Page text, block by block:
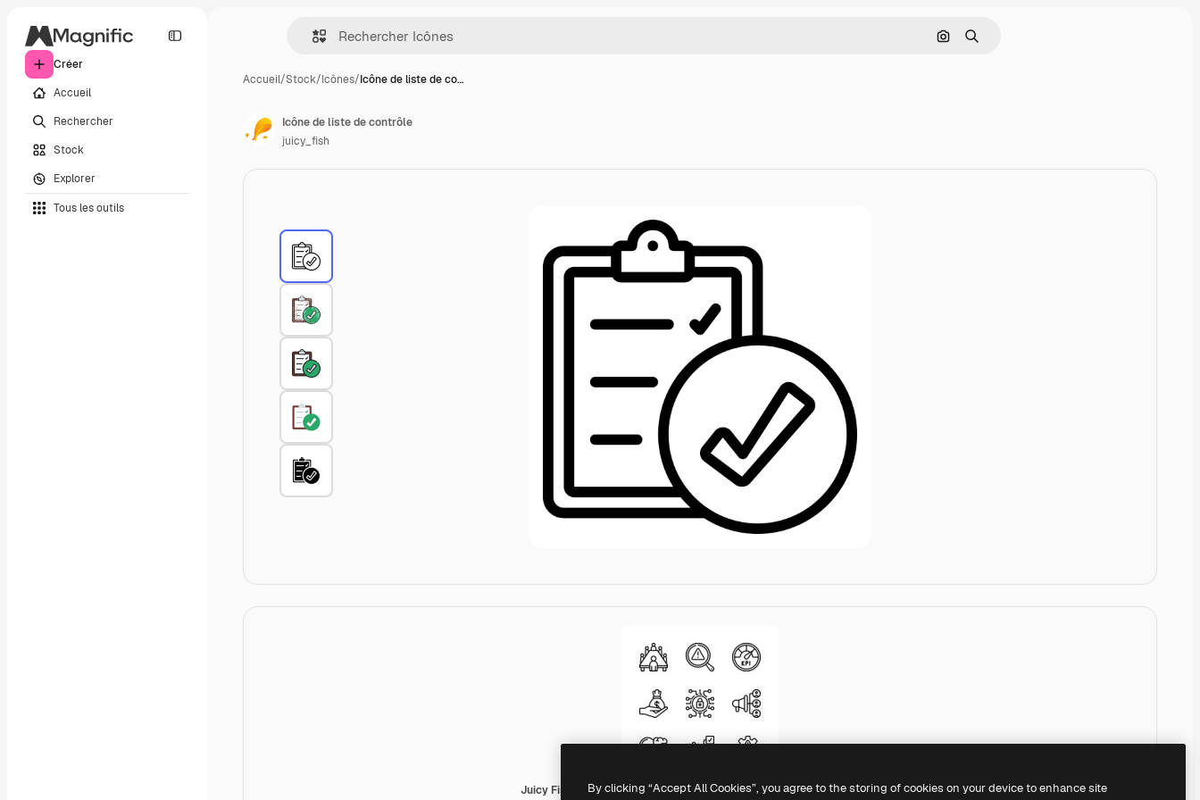
Créer
Accueil
Rechercher
Stock
Explorer
Tous les outils
Rechercher par image
Rechercher
Accueil/Stock/Icônes/Icône de liste de co…
Juicy Fish Outline
Icône de liste de contrôle
juicy_fish
By clicking “Accept All Cookies”, you agree to the storing of cookies on your device to enhance site